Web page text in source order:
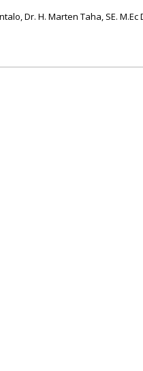
Dr. H. Marten Taha, SE.